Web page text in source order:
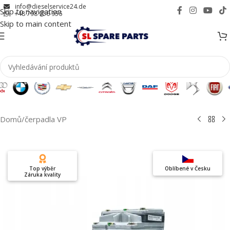
Skip to navigation
Skip to main content
info@dieselservice24.de
+48 798 956 956
Domů/čerpadla VP
Oblíbené v Česku
Top výběr
Záruka kvality